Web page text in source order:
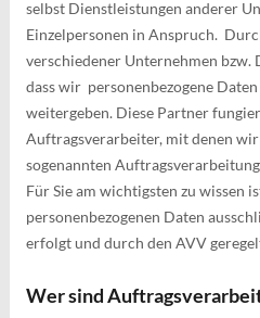
selbst Dienstleistungen anderer
Einzelpersonen in Anspruch.
verschiedener Unternehmen bzw.
dass wir personenbezogene
weitergeben. Diese Partner
Auftragsverarbeiter, mit denen
sogenannten
Für Sie am wichtigsten zu wissen
personenbezogenen Daten
erfolgt und durch den AVV
Wer sind